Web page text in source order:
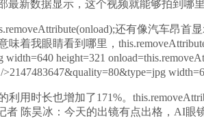
最新数据显示，这个视频就能够拍到哪
还有像汽车昂首显
着我眼睛看到哪里，
width=640 height=321
时长也增加了171%。
陈昊冰：今天的出镜有点出格，AI眼